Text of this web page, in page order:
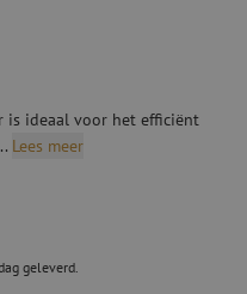
is ideaal voor het efficiënt
Lees meer
geleverd.